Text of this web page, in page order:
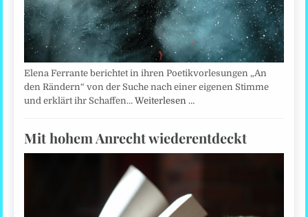
Elena Ferrante berichtet in ihren Poetikvorlesungen „An
den Rändern“ von der Suche nach einer eigenen Stimme
und erklärt ihr Schaffen…Weiterlesen …
Mit hohem Anrecht wiederentdeckt